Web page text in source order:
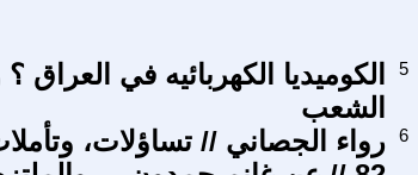
الكوميديا الكهربائيه في
الشعب
5
6